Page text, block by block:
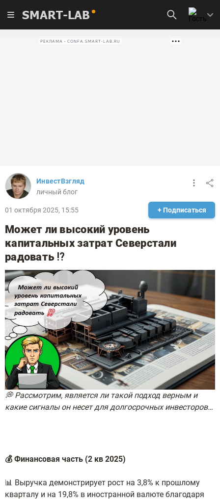
SMART-LAB
РЕКЛАМА • CONFA.SMART-LAB.RU
ИнвестВзгляд
личный блог
01 октября 2025, 15:55 + Подписаться
Может ли высокий уровень
капитальных затрат Северстали
радовать ⁉️
💭 Рассмотрим, является ли такой подход верным и
какие сигналы он несет для долгосрочных инвесторов…
💰 Финансовая часть (2 кв 2025)
📊 Выручка демонстрирует рост на 3,8% к прошлому
кварталу и на 19,8% в иностранной валюте благодаря